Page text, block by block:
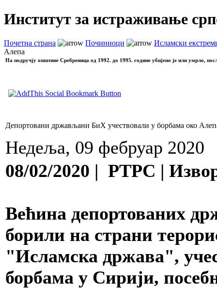
Институт за истраживање
Почетна страна Починиоци
Исламски
Алепа
На подручју општине Сребреница од 1992. до 1995. године убијено је или умрло,
Депортовани држављани БиХ учествовали у борбама око
Недеља, 09 фебруар 2020
08/02/2020 | РТРС |
Већина депортованих
борили на страни
"Исламска држава",
борбама у Сирији,